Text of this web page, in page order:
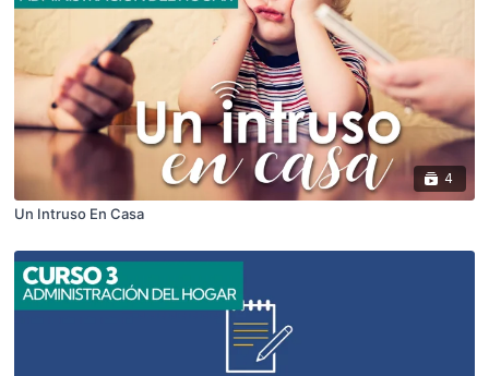
4
Un Intruso En Casa